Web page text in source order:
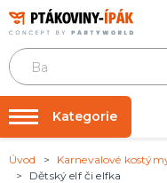
Půjčovna kostýmů
Kategorie
PÁRTY DOPLŇKY
Úvod Karnevalové
Dětský elf či elfka